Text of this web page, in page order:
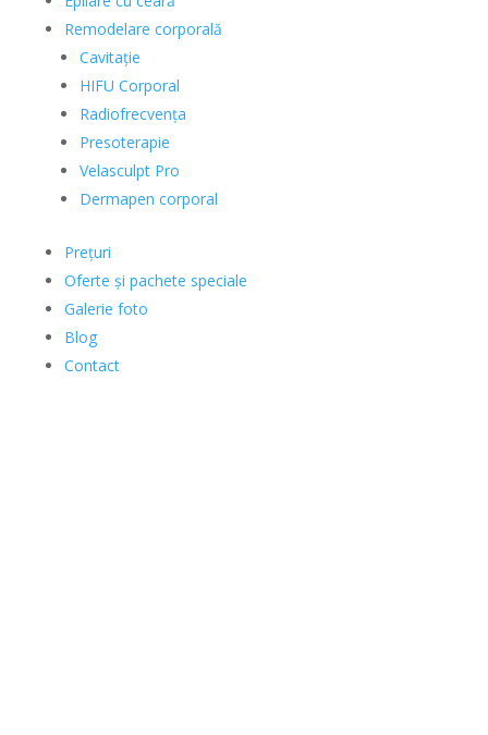
Remodelare corporală
Cavitație
HIFU Corporal
Radiofrecvența
Presoterapie
Velasculpt Pro
Dermapen corporal
Prețuri
Oferte și pachete speciale
Galerie foto
Blog
Contact